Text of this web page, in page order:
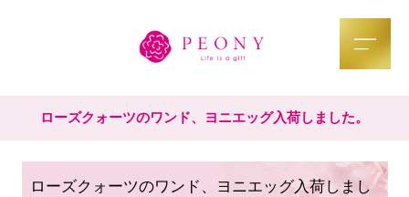
ローズクォーツのワンド、ヨニエッグ入荷しました。
ローズクォーツのワンド、ヨニエッグ入荷しまし